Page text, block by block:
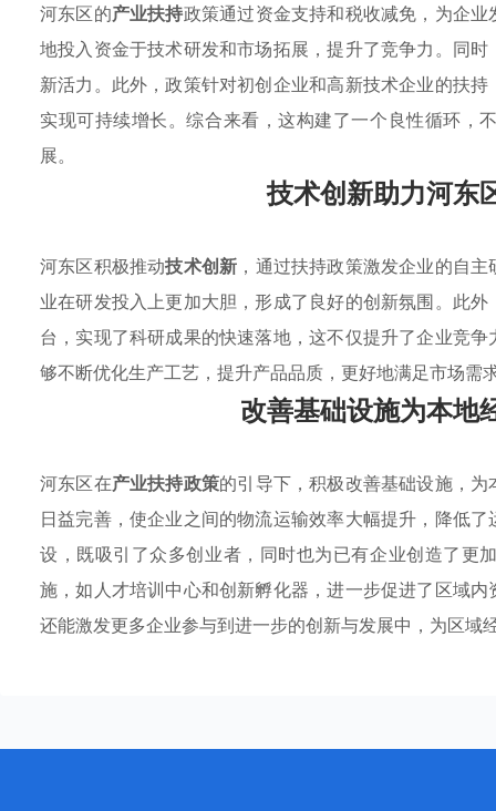
河东区的产业扶持政策通过资金支持和税收减免，为企
地投入资金于技术研发和市场拓展，提升了竞争力。同
新活力。此外，政策针对初创企业和高新技术企业的扶
实现可持续增长。综合来看，这构建了一个良性循环，
展。
技术创新助力河东
河东区积极推动技术创新 ，通过扶持政策激发企业的自
业在研发投入上更加大胆，形成了良好的创新氛围。此
台，实现了科研成果的快速落地，这不仅提升了企业竞争
够不断优化生产工艺，提升产品品质，更好地满足市场需
改善基础设施为本地
河东区在产业扶持政策的引导下，积极改善基础设施，
日益完善，使企业之间的物流运输效率大幅提升，降低
设，既吸引了众多创业者，同时也为已有企业创造了更
施，如人才培训中心和创新孵化器，进一步促进了区域
还能激发更多企业参与到进一步的创新与发展中，为区域